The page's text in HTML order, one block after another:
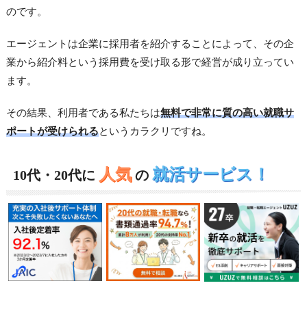
のです。
エージェントは企業に採用者を紹介することによって、その企
業から紹介料という採用費を受け取る形で経営が成り立ってい
ます。
その結果、利用者である私たちは無料で非常に質の高い就職サ
ポートが受けられるというカラクリですね。
10代・20代に 人気の 就活サービス！